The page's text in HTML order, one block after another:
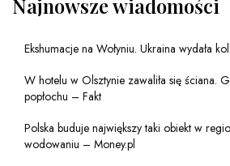
Najnowsze wiadomości
Ekshumacje na Wołyniu. Ukraina wydała
W hotelu w Olsztynie zawaliła się ściana.
popłochu – Fakt
Polska buduje największy taki obiekt w
wodowaniu – Money.pl